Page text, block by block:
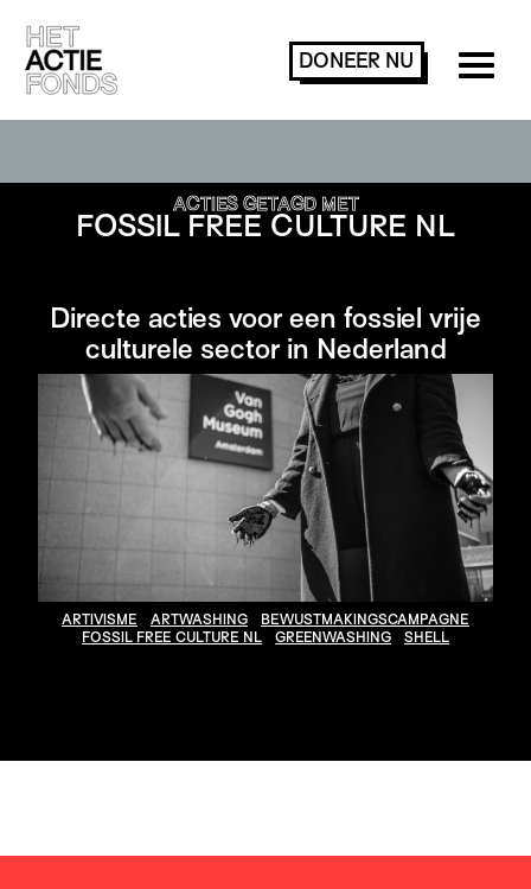
DONEER NU
ACTIES GETAGD MET
FOSSIL FREE CULTURE NL
Directe acties voor een fossiel vrije
culturele sector in Nederland
ARTIVISME ARTWASHING
BEWUSTMAKINGSCAMPAGNE
FOSSIL FREE CULTURE NL
GREENWASHING SHELL